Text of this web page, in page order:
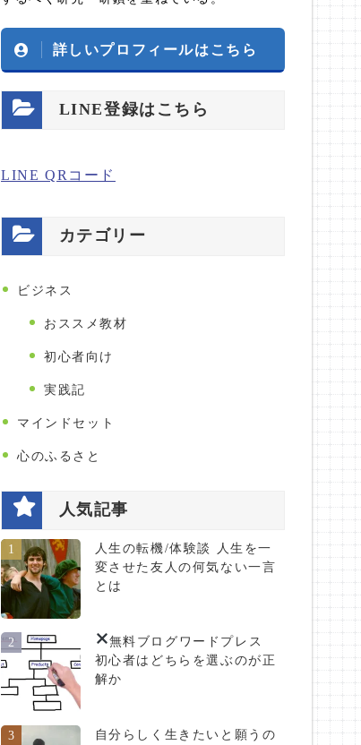
詳しいプロフィールはこちら
LINE登録はこちら
LINE QRコード
カテゴリー
ビジネス
おススメ教材
初心者向け
実践記
マインドセット
心のふるさと
人気記事
1
人生の転機/体験談 人生を一
変させた友人の何気ない一言
とは
2 無料ブログ ワードプレス
初心者はどちらを選ぶのが正
解か
3
自分らしく生きたいと願うの